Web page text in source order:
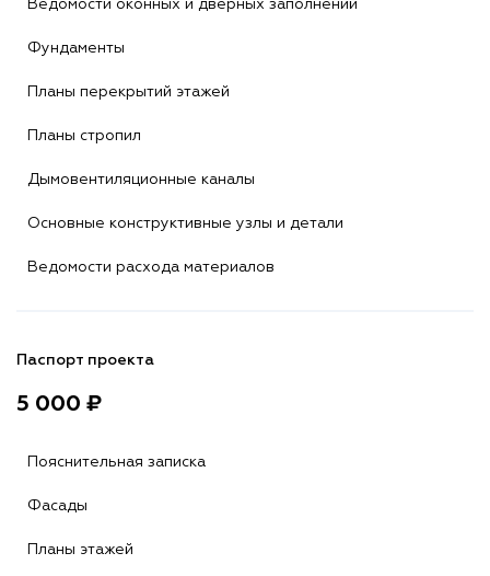
Ведомости оконных и дверных заполнений
Фундаменты
Планы перекрытий этажей
Планы стропил
Дымовентиляционные каналы
Основные конструктивные узлы и детали
Ведомости расхода материалов
Паспорт проекта
5 000 ₽
Пояснительная записка
Фасады
Планы этажей